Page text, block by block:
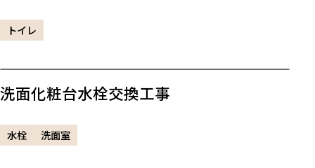
トイレ
洗面化粧台水栓交換工事
水栓 洗面室